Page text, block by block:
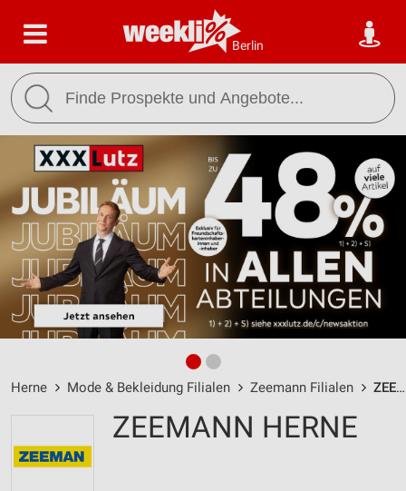
Berlin
Herne Mode & Bekleidung Filialen Zeemann Filialen ZEEMANN HERNE / Bahnhofstrasse 81A - Öffnungszeiten & Adresse
ZEEMANN HERNE